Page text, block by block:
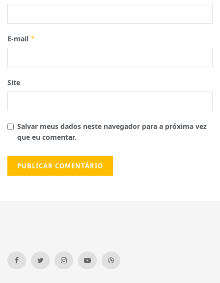
E-mail *
Site
Salvar meus dados neste navegador para a próxima vez
que eu comentar.